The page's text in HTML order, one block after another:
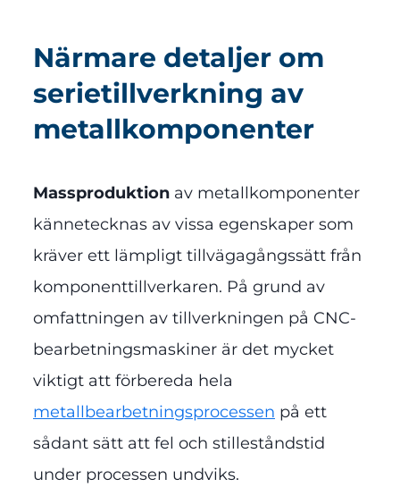
Närmare detaljer om
serietillverkning av
metallkomponenter
Massproduktion av metallkomponenter
kännetecknas av vissa egenskaper som
kräver ett lämpligt tillvägagångssätt från
komponenttillverkaren. På grund av
omfattningen av tillverkningen på CNC-
bearbetningsmaskiner är det mycket
viktigt att förbereda hela
metallbearbetningsprocessen på ett
sådant sätt att fel och stilleståndstid
under processen undviks.